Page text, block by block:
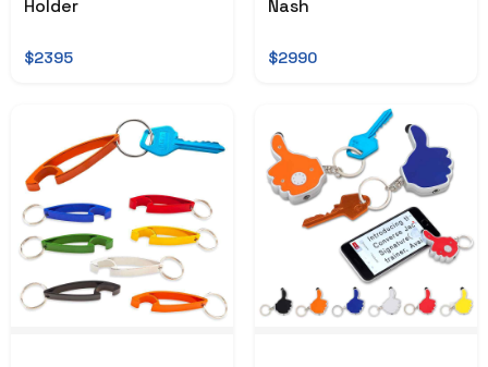
Holder
$2395
Nash
$2990